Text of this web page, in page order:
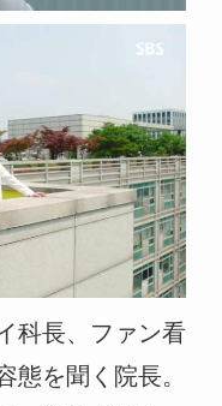
科長、ファン看
態を聞く院長。